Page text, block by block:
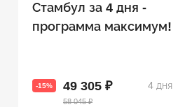
Стамбул за 4 дня -
программа максимум!
-15% 49 305 ₽
58 045 ₽
4 дня